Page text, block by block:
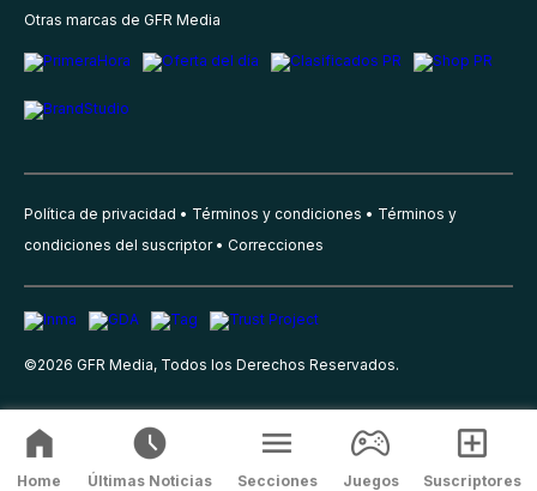
Otras marcas de GFR Media
Política de privacidad Términos y condiciones
Términos y
condiciones del suscriptor
Correcciones
©2026 GFR Media, Todos los Derechos Reservados.
Home Últimas Noticias Secciones Juegos Suscriptores